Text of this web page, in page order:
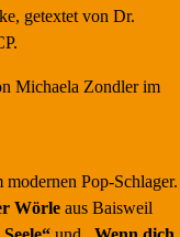
getextet von Dr.
Pop-Schlager.
Wörle aus Baisweil